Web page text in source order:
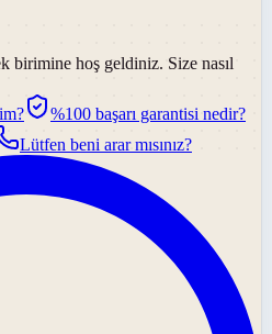
birimine hoş geldiniz. Size nasıl
%100 başarı garantisi nedir?
Lütfen beni arar mısınız?